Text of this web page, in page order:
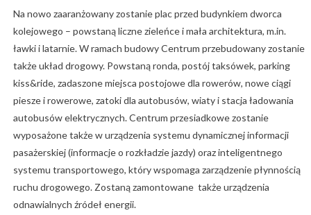
Na nowo zaaranżowany zostanie plac przed budynkiem dworca
kolejowego – powstaną liczne zieleńce i mała architektura, m.in.
ławki i latarnie. W ramach budowy Centrum przebudowany zostanie
także układ drogowy. Powstaną ronda, postój taksówek, parking
kiss&ride, zadaszone miejsca postojowe dla rowerów, nowe ciągi
piesze i rowerowe, zatoki dla autobusów, wiaty i stacja ładowania
autobusów elektrycznych. Centrum przesiadkowe zostanie
wyposażone także w urządzenia systemu dynamicznej informacji
pasażerskiej (informacje o rozkładzie jazdy) oraz inteligentnego
systemu transportowego, który wspomaga zarządzenie płynnością
ruchu drogowego. Zostaną zamontowane także urządzenia
odnawialnych źródeł energii.